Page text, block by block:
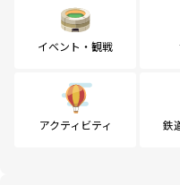
イベント・観戦
アクティビティ 鉄